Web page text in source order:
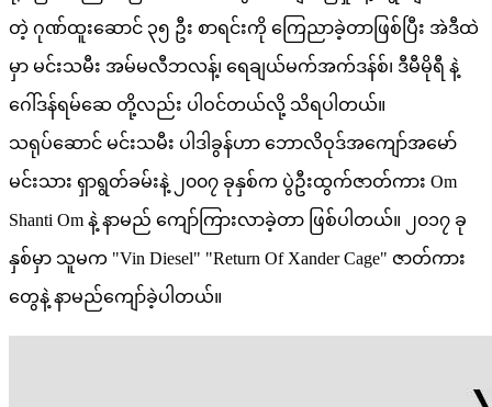
တဲ့ ဂုဏ်ထူးဆောင် ၃၅ ဦး စာရင်းကို ကြေညာခဲ့တာဖြစ်ပြီး အဲဒီထဲ
မှာ မင်းသမီး အမ်မလီဘလန့်၊ ရေချယ်မက်အက်ဒန်စ်၊ ဒီမီမိုရီ နဲ့
ဂေါ်ဒန်ရမ်ဆေ တို့လည်း ပါဝင်တယ်လို့ သိရပါတယ်။
သရုပ်ဆောင် မင်းသမီး ပါဒါခွန်ဟာ ဘောလိဝုဒ်အကျော်အမော်
မင်းသား ရှာရွတ်ခမ်းနဲ့ ၂၀၀၇ ခုနှစ်က ပွဲဦးထွက်ဇာတ်ကား Om
Shanti Om နဲ့ နာမည် ကျော်ကြားလာခဲ့တာ ဖြစ်ပါတယ်။ ၂၀၁၇ ခု
နှစ်မှာ သူမက "Vin Diesel" "Return Of Xander Cage" ဇာတ်ကား
တွေနဲ့ နာမည်ကျော်ခဲ့ပါတယ်။